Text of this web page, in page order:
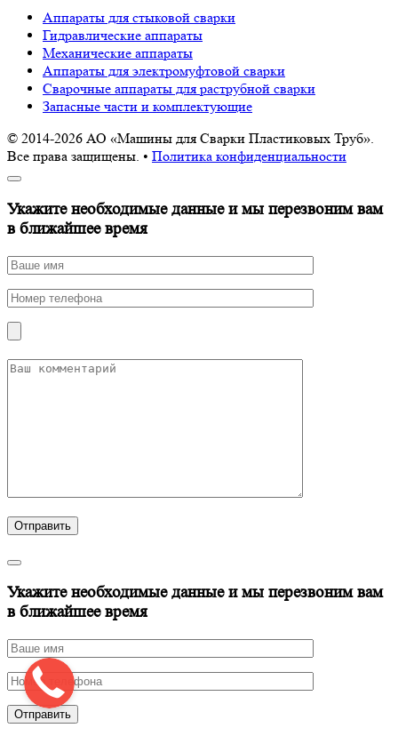
Аппараты для стыковой сварки
Гидравлические аппараты
Механические аппараты
Аппараты для электромуфтовой сварки
Сварочные аппараты для раструбной сварки
Запасные части и комплектующие
© 2014-2026 АО «Машины для Сварки Пластиковых Труб».
Все права защищены. • Политика конфиденциальности
Укажите необходимые данные и мы перезвоним вам
в ближайшее время
Отправить
Укажите необходимые данные и мы перезвоним вам
в ближайшее время
Отправить